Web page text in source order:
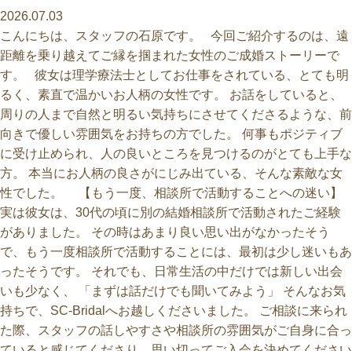
2026.07.03
こんにちは、スタッフの石原です。 今回ご紹介するのは、遠
距離を乗り越えてご縁を掴まれた女性のご成婚ストーリーで
す。 彼女は理学療法士としてお仕事をされている、とても明
るく、素直で温かいお人柄の女性です。 お話をしていると、
周りの人まで自然と明るい気持ちにさせてくださるような、前
向きで優しい雰囲気をお持ちの方でした。 何事もポジティブ
に受け止められ、人の良いところを見つけるのがとても上手な
方。 本当にお人柄の良さがにじみ出ている、そんな素敵な女
性でした。 【もう一度、相談所で活動することへの迷い】
実は彼女は、30代の頃に別の結婚相談所で活動されたご経験
がありました。 その時はあまり良い思い出がなかったそう
で、もう一度相談所で活動することには、最初は少し迷いもあ
ったそうです。 それでも、日常生活の中だけでは新しい出会
いも少なく、 「まずは話だけでも聞いてみよう」 そんなお気
持ちで、SC-Bridalへお越しくださいました。 ご相談に来られ
た際、スタッフの話しやすさや相談所の雰囲気がご自身に合っ